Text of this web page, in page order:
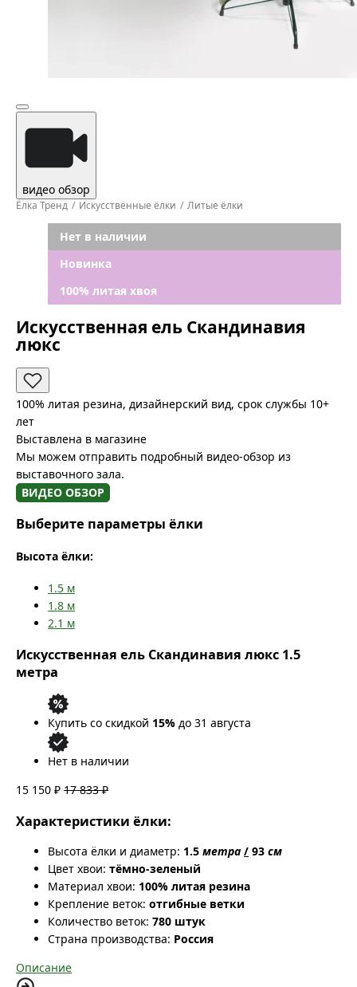
видео обзор
Ёлка Тренд Искусственные ёлки Литые ёлки
Нет в наличии
Новинка
100% литая хвоя
Искусственная ель Скандинавия
люкс
100% литая резина, дизайнерский вид, срок службы 10+
лет
Выставлена в магазине
Мы можем отправить подробный видео-обзор из
выставочного зала.
ВИДЕО ОБЗОР
Выберите параметры ёлки
Высота ёлки:
1.5 м
1.8 м
2.1 м
Искусственная ель Скандинавия люкс 1.5
метра
Купить со скидкой 15% до 31 августа
Нет в наличии
15 150 ₽ 17 833 ₽
Характеристики ёлки:
Высота ёлки и диаметр: 1.5 метра / 93 см
Цвет хвои: тёмно-зеленый
Материал хвои: 100% литая резина
Крепление веток: отгибные ветки
Количество веток: 780 штук
Страна производства: Россия
Описание